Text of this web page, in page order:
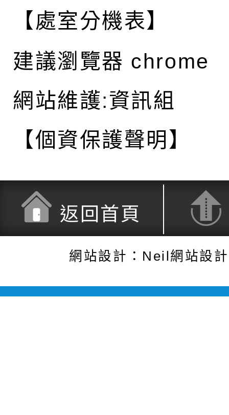
【處室分機表】
建議瀏覽器 chrome
網站維護:資訊組
【個資保護聲明】
返回首頁
網站設計：Neil網站設